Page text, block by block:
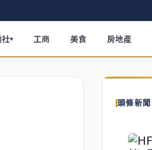
▾ 工商 美食 房地產
頭條新聞